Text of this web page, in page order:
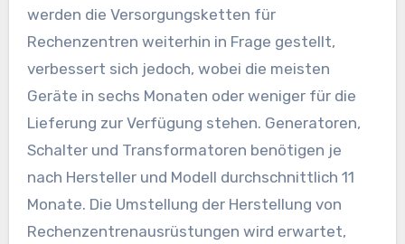
werden die Versorgungsketten für
Rechenzentren weiterhin in Frage gestellt,
verbessert sich jedoch, wobei die meisten
Geräte in sechs Monaten oder weniger für die
Lieferung zur Verfügung stehen. Generatoren,
Schalter und Transformatoren benötigen je
nach Hersteller und Modell durchschnittlich 11
Monate. Die Umstellung der Herstellung von
Rechenzentrenausrüstungen wird erwartet,